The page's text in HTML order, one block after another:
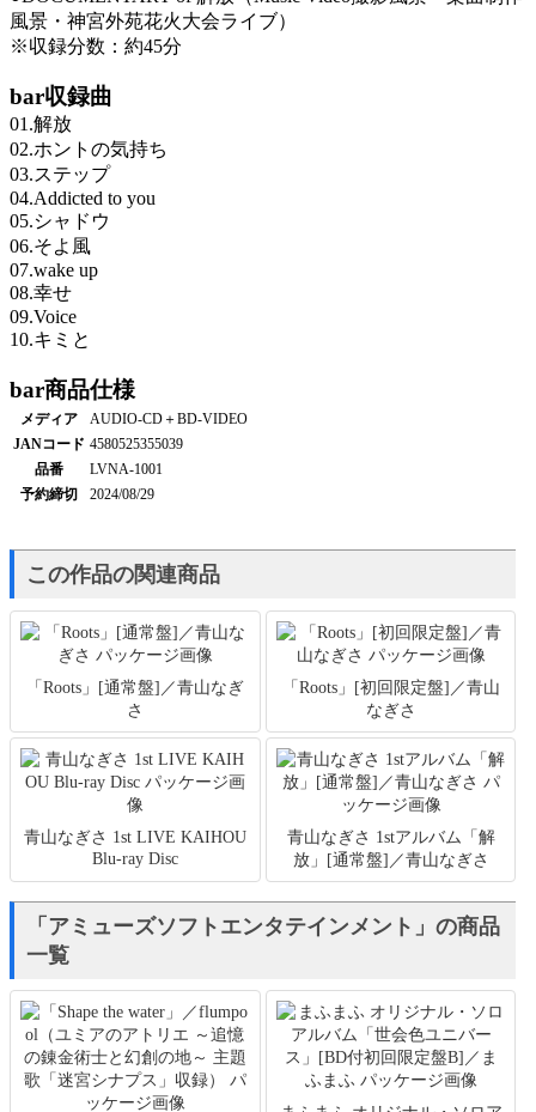
風景・神宮外苑花火大会ライブ）
※収録分数：約45分
bar収録曲
01.解放
02.ホントの気持ち
03.ステップ
04.Addicted to you
05.シャドウ
06.そよ風
07.wake up
08.幸せ
09.Voice
10.キミと
bar商品仕様
メディア
AUDIO-CD＋BD-VIDEO
JANコード 4580525355039
品番
LVNA-1001
予約締切
2024/08/29
この作品の関連商品
「Roots」[通常盤]／青山なぎ
さ
「Roots」[初回限定盤]／青山
なぎさ
青山なぎさ 1st LIVE KAIHOU
Blu-ray Disc
青山なぎさ 1stアルバム「解
放」[通常盤]／青山なぎさ
「アミューズソフトエンタテインメント」の商品
一覧